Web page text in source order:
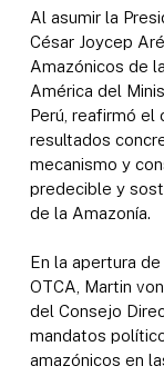
Al asumir la
César Joycep
Amazónicos de
América del
Perú, reafirmó el
resultados
mecanismo y
predecible y
de la Amazonía.
En la apertura
OTCA, Martin
del Consejo
mandatos
amazónicos en